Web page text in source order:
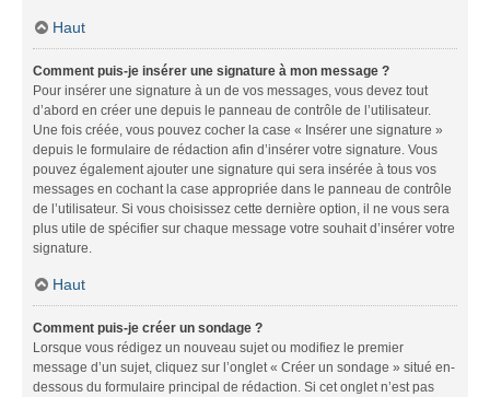
Haut
Comment puis-je insérer une signature à mon message ?
Pour insérer une signature à un de vos messages, vous devez tout
d’abord en créer une depuis le panneau de contrôle de l’utilisateur.
Une fois créée, vous pouvez cocher la case « Insérer une signature »
depuis le formulaire de rédaction afin d’insérer votre signature. Vous
pouvez également ajouter une signature qui sera insérée à tous vos
messages en cochant la case appropriée dans le panneau de contrôle
de l’utilisateur. Si vous choisissez cette dernière option, il ne vous sera
plus utile de spécifier sur chaque message votre souhait d’insérer votre
signature.
Haut
Comment puis-je créer un sondage ?
Lorsque vous rédigez un nouveau sujet ou modifiez le premier
message d’un sujet, cliquez sur l’onglet « Créer un sondage » situé en-
dessous du formulaire principal de rédaction. Si cet onglet n’est pas